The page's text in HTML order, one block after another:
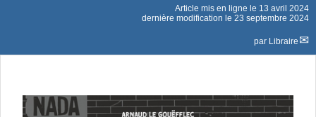
Article mis en ligne le 13 avril 2024
dernière modification le 23 septembre 2024
par Libraire